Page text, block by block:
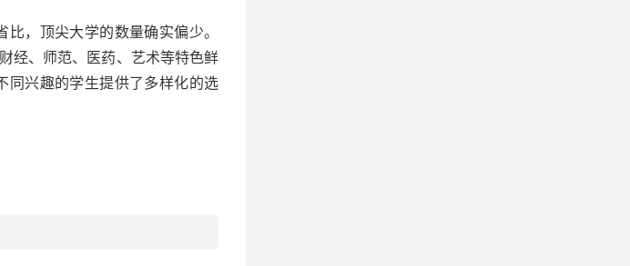
，顶尖大学的数量确实偏少。
经、师范、医药、艺术等特色鲜
同兴趣的学生提供了多样化的选